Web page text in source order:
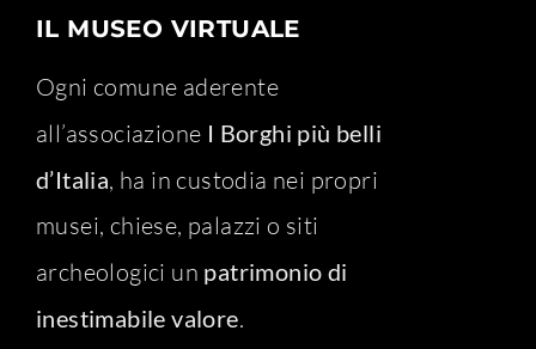
IL MUSEO VIRTUALE
Ogni comune aderente
all’associazione I Borghi più belli
d’Italia, ha in custodia nei propri
musei, chiese, palazzi o siti
archeologici un patrimonio di
inestimabile valore.